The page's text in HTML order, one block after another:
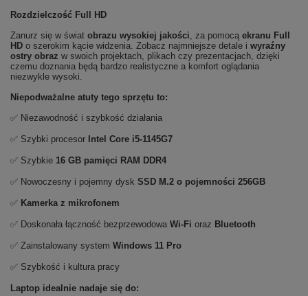
Rozdzielczość Full HD
Zanurz się w świat obrazu wysokiej jakości, za pomocą ekranu Full
HD o szerokim kącie widzenia. Zobacz najmniejsze detale i wyraźny
ostry obraz w swoich projektach, plikach czy prezentacjach, dzięki
czemu doznania będą bardzo realistyczne a komfort oglądania
niezwykle wysoki.
Niepodważalne atuty tego sprzętu to:
✅ Niezawodność i szybkość działania
✅ Szybki procesor Intel Core i5-1145G7
✅ Szybkie 16 GB pamięci RAM DDR4
✅ Nowoczesny i pojemny dysk SSD M.2 o pojemności 256GB
✅ Kamerka z mikrofonem
✅ Doskonała łączność bezprzewodowa Wi-Fi oraz Bluetooth
✅ Zainstalowany system Windows 11 Pro
✅ Szybkość i kultura pracy
Laptop idealnie nadaje się do: